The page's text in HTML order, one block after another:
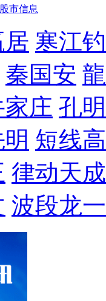
市信息
居 寒江
秦国安
庄 孔
短线
律动天成
波段龙一